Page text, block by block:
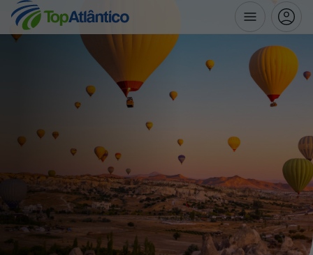
Voos + Hotel
Pacotes de Férias